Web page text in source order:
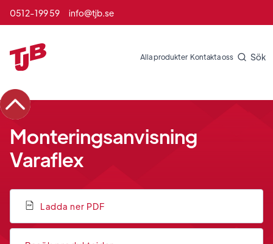
0512-199 59 info@tjb.se
Alla produkter Kontakta oss Sök
Monteringsanvisning
Varaflex
Ladda ner PDF